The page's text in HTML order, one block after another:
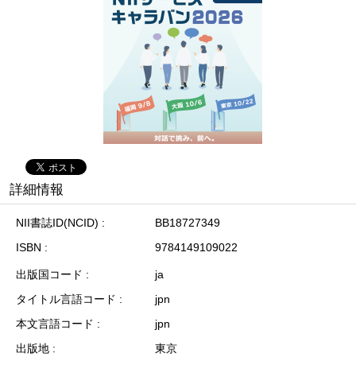
詳細情報
NII書誌ID(NCID)
BB18727349
ISBN
9784149109022
出版国コード
ja
タイトル言語コード
jpn
本文言語コード
jpn
出版地
東京